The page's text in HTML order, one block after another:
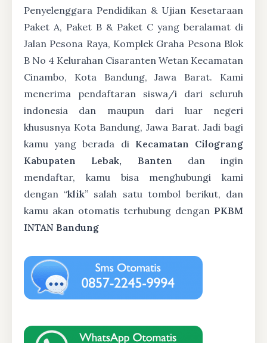
Penyelenggara Pendidikan & Ujian Kesetaraan
Paket A, Paket B & Paket C yang beralamat di
Jalan Pesona Raya, Komplek Graha Pesona Blok
B No 4 Kelurahan Cisaranten Wetan Kecamatan
Cinambo, Kota Bandung, Jawa Barat. Kami
menerima pendaftaran siswa/i dari seluruh
indonesia dan maupun dari luar negeri
khususnya Kota Bandung, Jawa Barat. Jadi bagi
kamu yang berada di Kecamatan Cilograng
Kabupaten Lebak, Banten dan ingin
mendaftar, kamu bisa menghubungi kami
dengan “klik” salah satu tombol berikut, dan
kamu akan otomatis terhubung dengan PKBM
INTAN Bandung